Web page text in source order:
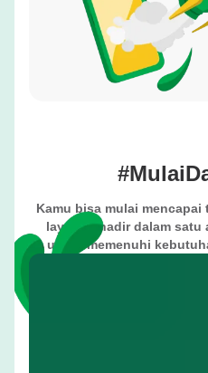
Kamu bisa mulai
layanan hadir dalam satu
untuk memenuhi